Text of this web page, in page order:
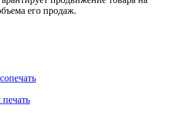
его продаж.